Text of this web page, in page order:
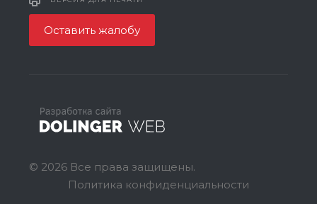
Оставить жалобу
© 2026 Все права защищены.
Политика конфиденциальности